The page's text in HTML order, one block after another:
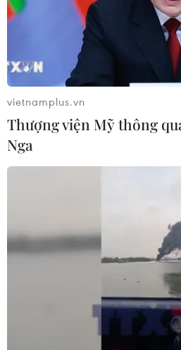
cung cấp khí đốt cho
Tập đoàn năng lượng Eni của
cung cấp cho Eni khoảng 21
trong khi mức trung bình những
triệu m3/ngày.
vietnamplus.vn
Thượng viện Mỹ thông
Nga